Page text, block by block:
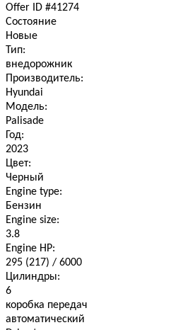
Offer ID #41274
Состояние
Новые
Тип:
внедорожник
Производитель:
Hyundai
Модель:
Palisade
Год:
2023
Цвет:
Черный
Engine type:
Бензин
Engine size:
3.8
Engine HP:
295 (217) / 6000
Цилиндры:
6
коробка передач
автоматический